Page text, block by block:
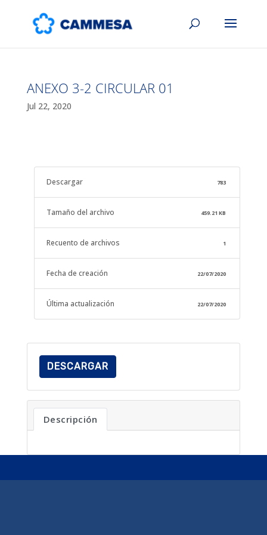
ANEXO 3-2 CIRCULAR 01
Jul 22, 2020
Descargar 783
Tamaño del archivo 459.21 KB
Recuento de archivos 1
Fecha de creación 22/07/2020
Última actualización 22/07/2020
DESCARGAR
Descripción